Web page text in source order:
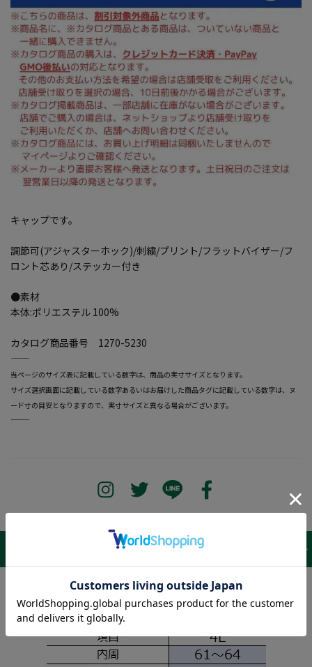
キャップです。
調節可(アジャスターホック)/刺繍/プリント/フラットバイザー/フ
ロント芯あり/ステッカー付き
●素材
本体:ポリエステル 100%
カタログ商品番号 1270-5230
―――――――――――――――――――――――
当ページのサイズ表に記載している数字は、商品の実寸サイズとなります。
サイズ選択画面に記載している数字あるいはお届けした商品タグに記載している数字は、ヌ
ード寸の目安となりますので、実寸サイズと異なる場合がございます。
―――――――――――――――――――――――